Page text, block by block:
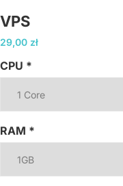
VPS
29,00 zł
CPU *
RAM *